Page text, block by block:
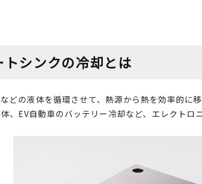
シンクの冷却とは
どの液体を循環させて、熱源から熱を効率的に
、EV自動車のバッテリー冷却など、エレクトロ